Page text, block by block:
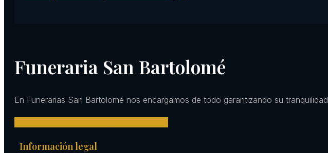
Funeraria San Bartolomé
En Funerarias San Bartolomé nos encargamos de todo garantizando su tranquilidad
Información legal